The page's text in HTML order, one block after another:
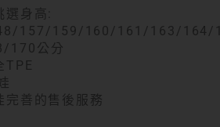
身高:
157/159/160/161/163/164/1
170公分
TPE
完善的售後服務